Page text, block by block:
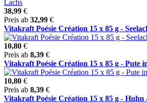
38,99 €
Preis ab 32,99 €
Vitakraft Poésie Création 15 x 85 g -
10,80 €
Preis ab 8,39 €
Vitakraft Poésie Création 15 x 85 g - Pute
10,80 €
Preis ab 8,39 €
Vitakraft Poésie Création 15 x 85 g - Huhn